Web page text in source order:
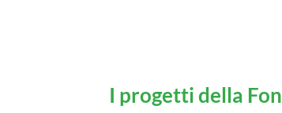
I progetti della